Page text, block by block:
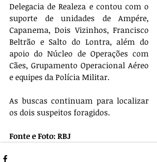
Delegacia de Realeza e contou com o
suporte de unidades de Ampére,
Capanema, Dois Vizinhos, Francisco
Beltrão e Salto do Lontra, além do
apoio do Núcleo de Operações com
Cães, Grupamento Operacional Aéreo
e equipes da Polícia Militar.
As buscas continuam para localizar
os dois suspeitos foragidos.
Fonte e Foto: RBJ